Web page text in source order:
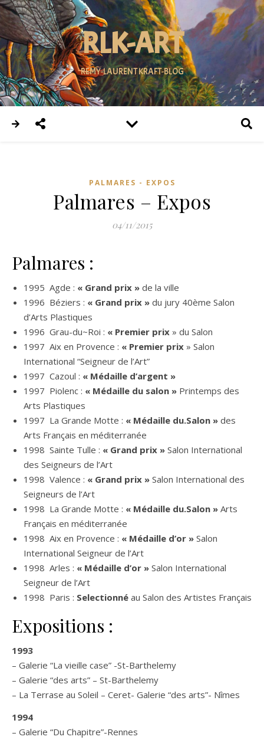
RLK-ART
REMY-LAURENT KRAFT-BLOG
PALMARES - EXPOS
Palmares – Expos
04/11/2015
Palmares :
1995 Agde : « Grand prix » de la ville
1996 Béziers : « Grand prix » du jury 40ème Salon
d’Arts Plastiques
1996 Grau-du~Roi : « Premier prix » du Salon
1997 Aix en Provence : « Premier prix » Salon
International “Seigneur de l’Art”
1997 Cazoul : « Médaille d’argent »
1997 Piolenc : « Médaille du salon » Printemps des
Arts Plastiques
1997 La Grande Motte : « Médaille du.Salon » des
Arts Français en méditerranée
1998 Sainte Tulle : « Grand prix » Salon International
des Seigneurs de l’Art
1998 Valence : « Grand prix » Salon International des
Seigneurs de l’Art
1998 La Grande Motte : « Médaille du.Salon » Arts
Français en méditerranée
1998 Aix en Provence : « Médaille d’or » Salon
International Seigneur de l’Art
1998 Arles : « Médaille d’or » Salon International
Seigneur de l’Art
1998 Paris : Selectionné au Salon des Artistes Français
Expositions :
1993
– Galerie “La vieille case” -St-Barthelemy
– Galerie “des arts” – St-Barthelemy
– La Terrase au Soleil – Ceret- Galerie “des arts”- Nîmes
1994
– Galerie “Du Chapitre”-Rennes